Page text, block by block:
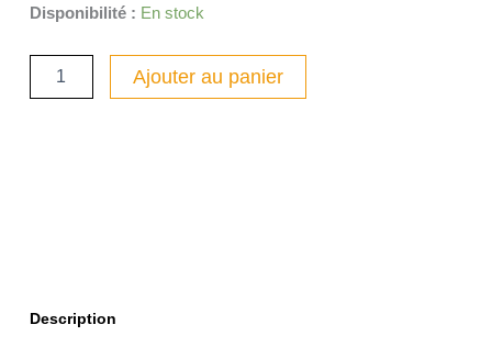
Disponibilité : En stock
quantité
Nettoyant
Vitre
Cheminée
Ajouter au panier
Description